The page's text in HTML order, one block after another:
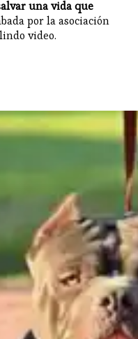
una vida que
por la asociación
video.